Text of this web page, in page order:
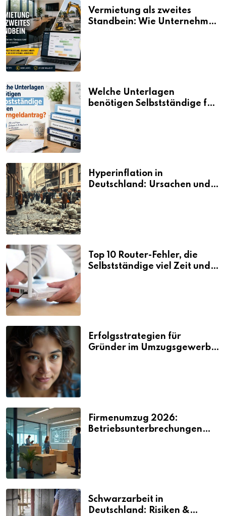
Vermietung als zweites
Standbein: Wie Unternehmen
Welche Unterlagen
benötigen Selbstständige für
Hyperinflation in
Deutschland: Ursachen und
Top 10 Router-Fehler, die
Selbstständige viel Zeit und
Erfolgsstrategien für
Gründer im Umzugsgewerbe
Firmenumzug 2026:
Betriebsunterbrechungen
Schwarzarbeit in
Deutschland: Risiken &